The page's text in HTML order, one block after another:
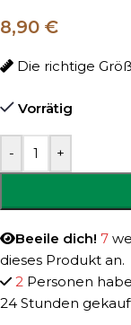
8,90 €
Die richtige
Vorrätig
- +
Beeile dich! 7
dieses Produkt an.
2 Personen
24 Stunden